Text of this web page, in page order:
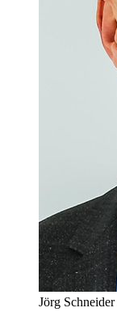
Jörg Schneider